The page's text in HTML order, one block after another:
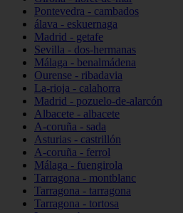
Pontevedra - cambados
álava - eskuernaga
Madrid - getafe
Sevilla - dos-hermanas
Málaga - benalmádena
Ourense - ribadavia
La-rioja - calahorra
Madrid - pozuelo-de-alarcón
Albacete - albacete
A-coruña - sada
Asturias - castrillón
A-coruña - ferrol
Málaga - fuengirola
Tarragona - montblanc
Tarragona - tarragona
Tarragona - tortosa